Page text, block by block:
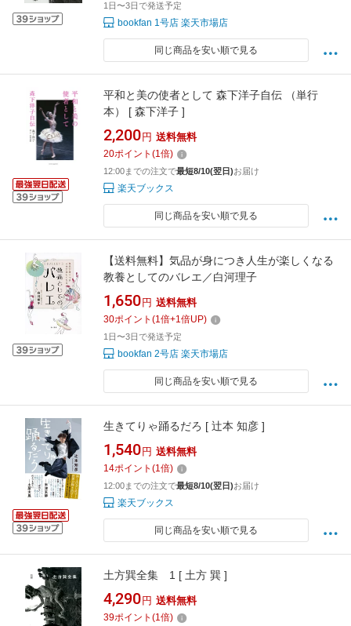
1日〜3日で発送予定
bookfan 1号店 楽天市場店
同じ商品を安い順で見る
平和と美の使者として 森下洋子自伝 （単行
本） [ 森下洋子 ]
2,200 円 送料無料
20ポイント (1倍)
12:00までの注文で最短8/10(翌日)お届け
楽天ブックス
同じ商品を安い順で見る
【送料無料】気品が身につき人生が楽しくなる
教養としてのバレエ／白河理子
1,650 円 送料無料
30ポイント (1倍+1倍UP)
1日〜3日で発送予定
bookfan 2号店 楽天市場店
同じ商品を安い順で見る
生きてりゃ踊るだろ [ 辻本 知彦 ]
1,540 円 送料無料
14ポイント (1倍)
12:00までの注文で最短8/10(翌日)お届け
楽天ブックス
同じ商品を安い順で見る
土方巽全集 1 [ 土方 巽 ]
4,290 円 送料無料
39ポイント (1倍)